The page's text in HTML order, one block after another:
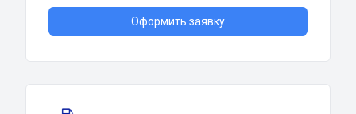
Оформить заявку